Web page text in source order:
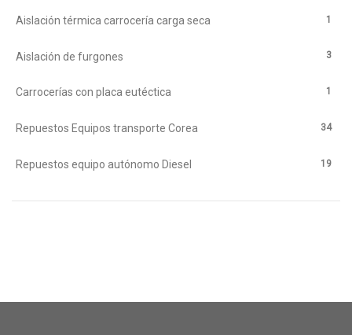
Aislación térmica carrocería carga seca 1
Aislación de furgones 3
Carrocerías con placa eutéctica 1
Repuestos Equipos transporte Corea 34
Repuestos equipo autónomo Diesel 19